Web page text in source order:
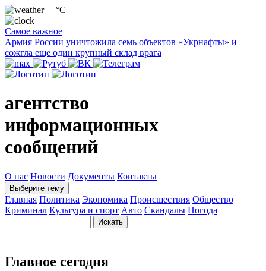
—°C
Самое важное
Армия России уничтожила семь объектов «Укрнафты» и
сожгла еще один крупный склад врага
агентство
информационных
сообщений
О нас Новости Документы Контакты
Выберите тему
Главная Политика Экономика Происшествия Общество
Криминал Культура и спорт Авто Скандалы Погода
Главное сегодня